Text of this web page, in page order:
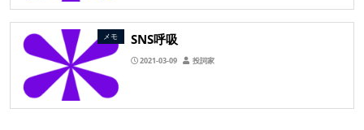
メモ SNS呼吸
2021-03-09 投詞家